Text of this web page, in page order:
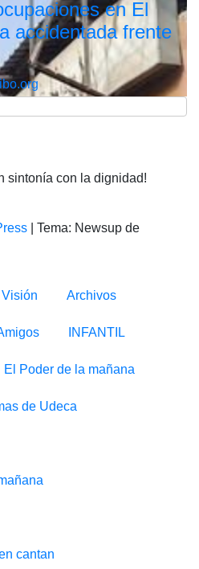
en El
accidentada frente
sintonía con la dignidad!
Tema: Newsup de
Archivos
INFANTIL
El Poder de la mañana
de Udeca
cantan